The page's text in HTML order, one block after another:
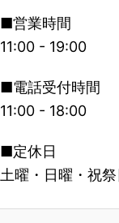
■営業時間
11:00 - 19:00
■電話受付時間
11:00 - 18:00
■定休日
土曜・日曜・祝